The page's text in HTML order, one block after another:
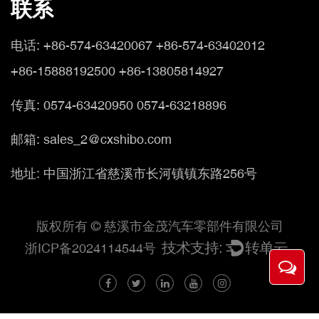
联系
电话: +86-574-63420067 +86-574-63402012
+86-15888192500 +86-13805814927
传真: 0574-63420950 0574-63218896
邮箱: sales_2@cxshibo.com
地址: 中国浙江省慈溪市长河镇镇东路256号
版权所有 © 慈溪市金茂汽车零部件有限公司
浙ICP备2024114544号